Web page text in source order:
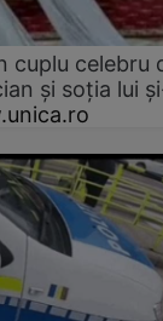
cuplu celebru
și soția lui